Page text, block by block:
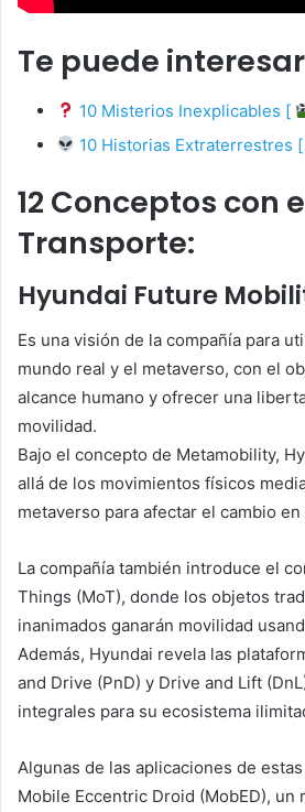
Te puede
10 Misterios Inexplicables [
10 Historias Extraterrestres [
12 Conceptos con
Transporte:
Hyundai Future
Es una visión de la compañía para
mundo real y el metaverso, con el
alcance humano y ofrecer una
movilidad.
Bajo el concepto de Metamobility,
allá de los movimientos físicos
metaverso para afectar el cambio
La compañía también introduce el
Things (MoT), donde los objetos
inanimados ganarán movilidad
Además, Hyundai revela las
and Drive (PnD) y Drive and Lift
integrales para su ecosistema
Algunas de las aplicaciones de
Mobile Eccentric Droid (MobED), un